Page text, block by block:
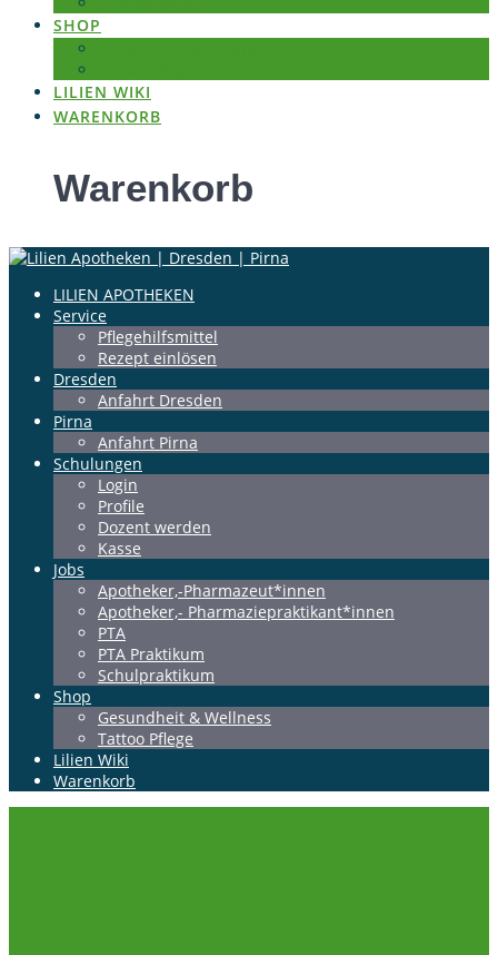
SHOP
LILIEN WIKI
WARENKORB
Warenkorb
LILIEN APOTHEKEN
Service
Pflegehilfsmittel
Rezept einlösen
Dresden
Anfahrt Dresden
Pirna
Anfahrt Pirna
Schulungen
Login
Profile
Dozent werden
Kasse
Jobs
Apotheker,-Pharmazeut*innen
Apotheker,- Pharmaziepraktikant*innen
PTA
PTA Praktikum
Schulpraktikum
Shop
Gesundheit & Wellness
Tattoo Pflege
Lilien Wiki
Warenkorb